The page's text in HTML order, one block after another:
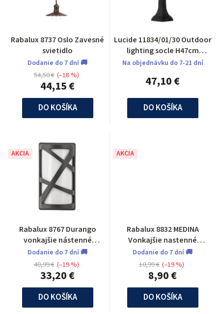
Rabalux 8737 Oslo Zavesné
svietidlo
Dodanie do 7 dní 🚚
44,15 €
54,50 € (–18 %)
DO KOŠÍKA
Lucide 11834/01/30 Outdoor
lighting socle H47cm
E27/60W Black
Na objednávku do 7-21 dní
47,10 €
DO KOŠÍKA
AKCIA
Rabalux 8767 Durango
vonkajšie nástenné
svietidlo
Dodanie do 7 dní 🚚
33,20 €
40,99 € (–19 %)
DO KOŠÍKA
AKCIA
Rabalux 8832 MEDINA
Vonkajšie nastenné
svietidlo
Dodanie do 7 dní 🚚
8,90 €
10,99 € (–19 %)
DO KOŠÍKA